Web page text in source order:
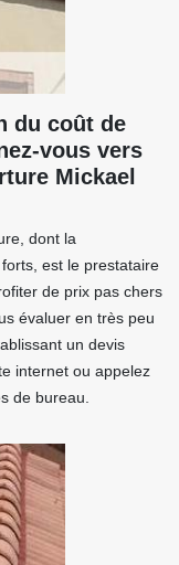
du coût de
vous vers
Mickael
dont la
est le prestataire
de prix pas chers
évaluer en très peu
un devis
internet ou appelez
de bureau.